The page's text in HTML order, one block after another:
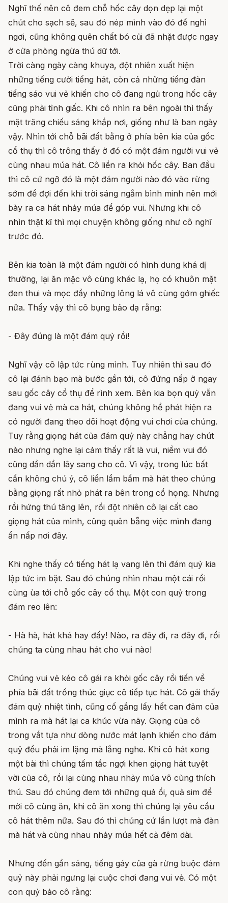
Nghĩ thế nên cô đem chỗ hốc cây dọn dẹp lại một
chút cho sạch sẽ, sau đó nép mình vào đó để nghỉ
ngơi, cũng không quên chất bó củi đã nhặt được ngay
ở cửa phòng ngừa thú dữ tới.
Trời càng ngày càng khuya, đột nhiên xuất hiện
những tiếng cười tiếng hát, còn cả những tiếng đàn
tiếng sáo vui vẻ khiến cho cô đang ngủ trong hốc cây
cũng phải tỉnh giấc. Khi cô nhìn ra bên ngoài thì thấy
mặt trăng chiếu sáng khắp nơi, giống như là ban ngày
vậy. Nhìn tới chỗ bãi đất bằng ở phía bên kia của gốc
cổ thụ thì cô trông thấy ở đó có một đám người vui vẻ
cùng nhau múa hát. Cô liền ra khỏi hốc cây. Ban đầu
thì cô cứ ngỡ đó là một đám người nào đó vào rừng
sớm để đợi đến khi trời sáng ngắm bình minh nên mới
bày ra ca hát nhảy múa để góp vui. Nhưng khi cô
nhìn thật kĩ thì mọi chuyện không giống như cô nghĩ
trước đó.
Bên kia toàn là một đám người có hình dung khá dị
thường, lại ăn mặc vô cùng khác lạ, họ có khuôn mặt
đen thui và mọc đầy những lông lá vô cùng gớm ghiếc
nữa. Thấy vậy thì cô bụng bảo dạ rằng:
- Đây đúng là một đám quỷ rồi!
Nghĩ vậy cô lập tức rùng mình. Tuy nhiên thì sau đó
cô lại đánh bạo mà bước gần tới, cô đứng nấp ở ngay
sau gốc cây cổ thụ để rình xem. Bên kia bọn quỷ vẫn
đang vui vẻ mà ca hát, chúng không hề phát hiện ra
có người đang theo dõi hoạt động vui chơi của chúng.
Tuy rằng giọng hát của đám quỷ này chẳng hay chút
nào nhưng nghe lại cảm thấy rất là vui, niềm vui đó
cũng dần dần lây sang cho cô. Vì vậy, trong lúc bất
cẩn không chú ý, cô liền lẩm bẩm mà hát theo chúng
bằng giọng rất nhỏ phát ra bên trong cổ họng. Nhưng
rồi hứng thú tăng lên, rồi đột nhiên cô lại cất cao
giọng hát của mình, cũng quên bẵng việc mình đang
ẩn nấp nơi đây.
Khi nghe thấy có tiếng hát lạ vang lên thì đám quỷ kia
lập tức im bặt. Sau đó chúng nhìn nhau một cái rồi
cùng ùa tới chỗ gốc cây cổ thụ. Một con quỷ trong
đám reo lên:
- Hà hà, hát khá hay đấy! Nào, ra đây đi, ra đây đi, rồi
chúng ta cùng nhau hát cho vui nào!
Chúng vui vẻ kéo cô gái ra khỏi gốc cây rồi tiến về
phía bãi đất trống thúc giục cô tiếp tục hát. Cô gái thấy
đám quỷ nhiệt tình, cũng cố gắng lấy hết can đảm của
mình ra mà hát lại ca khúc vừa nãy. Giọng của cô
trong vắt tựa như dòng nước mát lạnh khiến cho đám
quỷ đều phải im lặng mà lắng nghe. Khi cô hát xong
một bài thì chúng tấm tắc ngợi khen giọng hát tuyệt
vời của cô, rồi lại cùng nhau nhảy múa vô cùng thích
thú. Sau đó chúng đem tới những quả ổi, quả sim để
mời cô cùng ăn, khi cô ăn xong thì chúng lại yêu cầu
cô hát thêm nữa. Sau đó thì chúng cứ lần lượt mà đàn
mà hát và cùng nhau nhảy múa hết cả đêm dài.
Nhưng đến gần sáng, tiếng gáy của gà rừng buộc đám
quỷ này phải ngưng lại cuộc chơi đang vui vẻ. Có một
con quỷ bảo cô rằng: